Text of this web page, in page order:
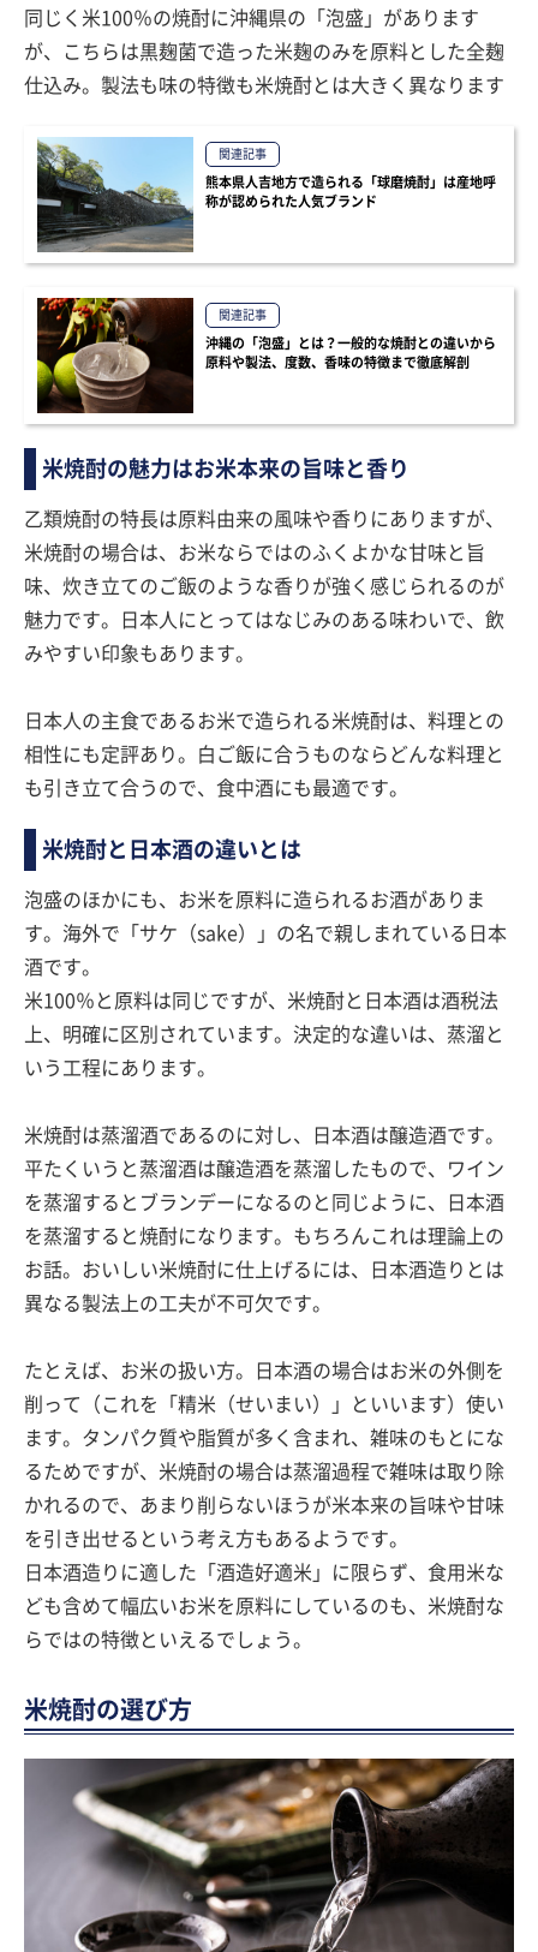
同じく米100％の焼酎に沖縄県の「泡盛」があります
が、こちらは黒麹菌で造った米麹のみを原料とした全麹
仕込み。製法も味の特徴も米焼酎とは大きく異なります
関連記事
熊本県人吉地方で造られる「球磨焼酎」は産地呼
称が認められた人気ブランド
関連記事
沖縄の「泡盛」とは？一般的な焼酎との違いから
原料や製法、度数、香味の特徴まで徹底解剖
米焼酎の魅力はお米本来の旨味と香り
乙類焼酎の特長は原料由来の風味や香りにありますが、
米焼酎の場合は、お米ならではのふくよかな甘味と旨
味、炊き立てのご飯のような香りが強く感じられるのが
魅力です。日本人にとってはなじみのある味わいで、飲
みやすい印象もあります。
日本人の主食であるお米で造られる米焼酎は、料理との
相性にも定評あり。白ご飯に合うものならどんな料理と
も引き立て合うので、食中酒にも最適です。
米焼酎と日本酒の違いとは
泡盛のほかにも、お米を原料に造られるお酒がありま
す。海外で「サケ（sake）」の名で親しまれている日本
酒です。
米100％と原料は同じですが、米焼酎と日本酒は酒税法
上、明確に区別されています。決定的な違いは、蒸溜と
いう工程にあります。
米焼酎は蒸溜酒であるのに対し、日本酒は醸造酒です。
平たくいうと蒸溜酒は醸造酒を蒸溜したもので、ワイン
を蒸溜するとブランデーになるのと同じように、日本酒
を蒸溜すると焼酎になります。もちろんこれは理論上の
お話。おいしい米焼酎に仕上げるには、日本酒造りとは
異なる製法上の工夫が不可欠です。
たとえば、お米の扱い方。日本酒の場合はお米の外側を
削って（これを「精米（せいまい）」といいます）使い
ます。タンパク質や脂質が多く含まれ、雑味のもとにな
るためですが、米焼酎の場合は蒸溜過程で雑味は取り除
かれるので、あまり削らないほうが米本来の旨味や甘味
を引き出せるという考え方もあるようです。
日本酒造りに適した「酒造好適米」に限らず、食用米な
ども含めて幅広いお米を原料にしているのも、米焼酎な
らではの特徴といえるでしょう。
米焼酎の選び方